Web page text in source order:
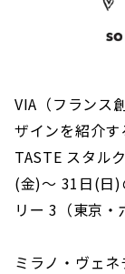
VIA（フランス
ザインを紹介
TASTE スタル
(金)〜 31日(日)
リー 3（東京・
ミラノ・ヴェ